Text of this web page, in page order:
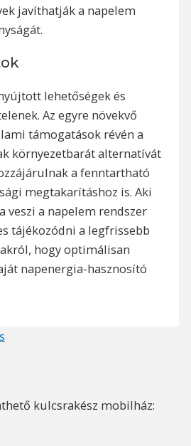
javíthatják a napelem
lehetőségek és
Az egyre növekvő
támogatások révén a
környezetbarát alternatívát
a fenntartható
megtakarításhoz is. Aki
veszi a napelem rendszer
tájékozódni a legfrissebb
hogy optimálisan
napenergia-hasznosító
kulcsrakész mobilház: